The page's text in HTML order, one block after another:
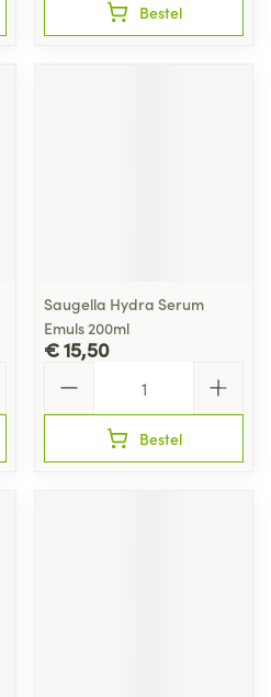
Bestel
Saugella Hydra Serum
Emuls 200ml
€ 15,50
Bestel